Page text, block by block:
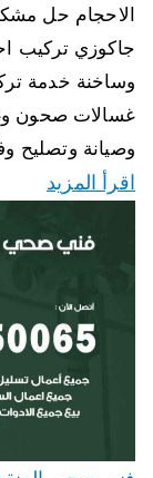
الاحجام حل
جاكوزي تركيب
وساخنة خدمة
غسالات صحون
وصيانة وتصليح
اقرأ المزيد